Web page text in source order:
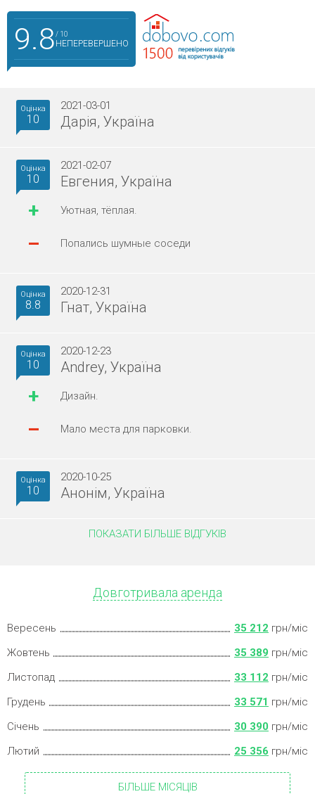
9.8/ 10
НЕПЕРЕВЕРШЕНО
Оцінка
10
2021-03-01
Дарія, Україна
Оцінка
10
2021-02-07
Евгения, Україна
+ Уютная, тёплая.
– Попались шумные соседи
Оцінка
8.8
2020-12-31
Гнат, Україна
Оцінка
10
2020-12-23
Andrey, Україна
+ Дизайн.
– Мало места для парковки.
Оцінка
10
2020-10-25
Анонім, Україна
ПОКАЗАТИ БІЛЬШЕ ВІДГУКІВ
Довготривала аренда
Вересень 35 212 грн/міс
Жовтень
35 389 грн/міс
Листопад
33 112 грн/міс
Грудень
33 571 грн/міс
Січень
30 390 грн/міс
Лютий
25 356 грн/міс
БІЛЬШЕ МІСЯЦІВ